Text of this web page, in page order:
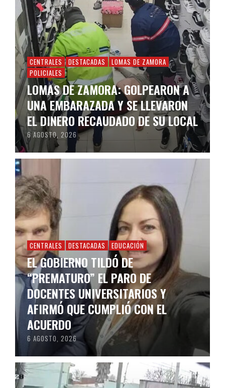
CENTRALES DESTACADAS
LOMAS DE ZAMORA
POLICIALES
LOMAS DE ZAMORA: GOLPEARON A
UNA EMBARAZADA Y SE LLEVARON
EL DINERO RECAUDADO DE SU LOCAL
6 AGOSTO, 2026
CENTRALES DESTACADAS EDUCACIÓN
EL GOBIERNO TILDÓ DE
“PREMATURO” EL PARO DE
DOCENTES UNIVERSITARIOS Y
AFIRMÓ QUE CUMPLIÓ CON EL
ACUERDO
6 AGOSTO, 2026